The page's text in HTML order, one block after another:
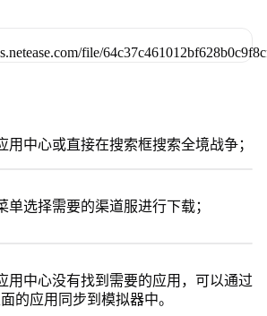
用中心或直接在搜索框搜索全境战争；
单选择需要的渠道服进行下载；
用中心没有找到需要的应用，可以通过
的应用同步到模拟器中。